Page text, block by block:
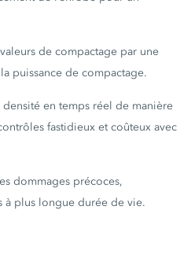
de compactage par une
puissance de compactage.
en temps réel de manière
fastidieux et coûteux avec
dommages précoces,
à plus longue durée de vie.